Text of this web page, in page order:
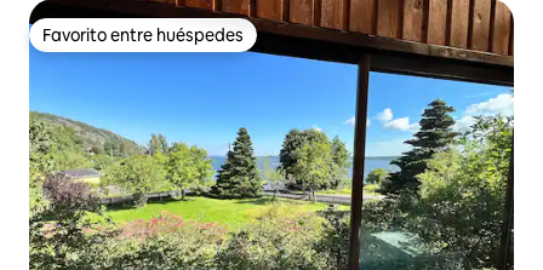
Favorito entre huéspedes
Favorito entre huéspedes